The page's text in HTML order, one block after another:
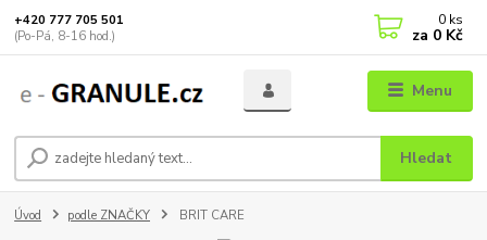
Menu
Hledat
+420 777 705 501
(Po-Pá, 8-16 hod.)
0 ks
za 0 Kč
Úvod podle ZNAČKY BRIT CARE